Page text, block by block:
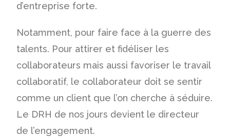
d’entreprise forte.
Notamment, pour faire face à la guerre des
talents. Pour attirer et fidéliser les
collaborateurs mais aussi favoriser le travail
collaboratif, le collaborateur doit se sentir
comme un client que l’on cherche à séduire.
Le DRH de nos jours devient le directeur
de l’engagement.